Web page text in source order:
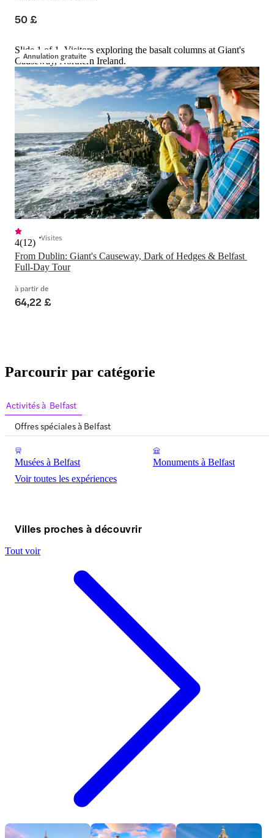
50 £
Annulation gratuite
Slide 1 of 1, Visitors exploring the basalt columns at Giant's
Causeway, Northern Ireland.
From Dublin: Giant's Causeway, Dark of Hedges & Belfast
Full-Day Tour
4(12) Visites
à partir de
64,22 £
Parcourir par catégorie
Activités à Belfast
Offres spéciales à Belfast
Musées à Belfast
Monuments à Belfast
Voir toutes les expériences
Villes proches à découvrir
Tout voir